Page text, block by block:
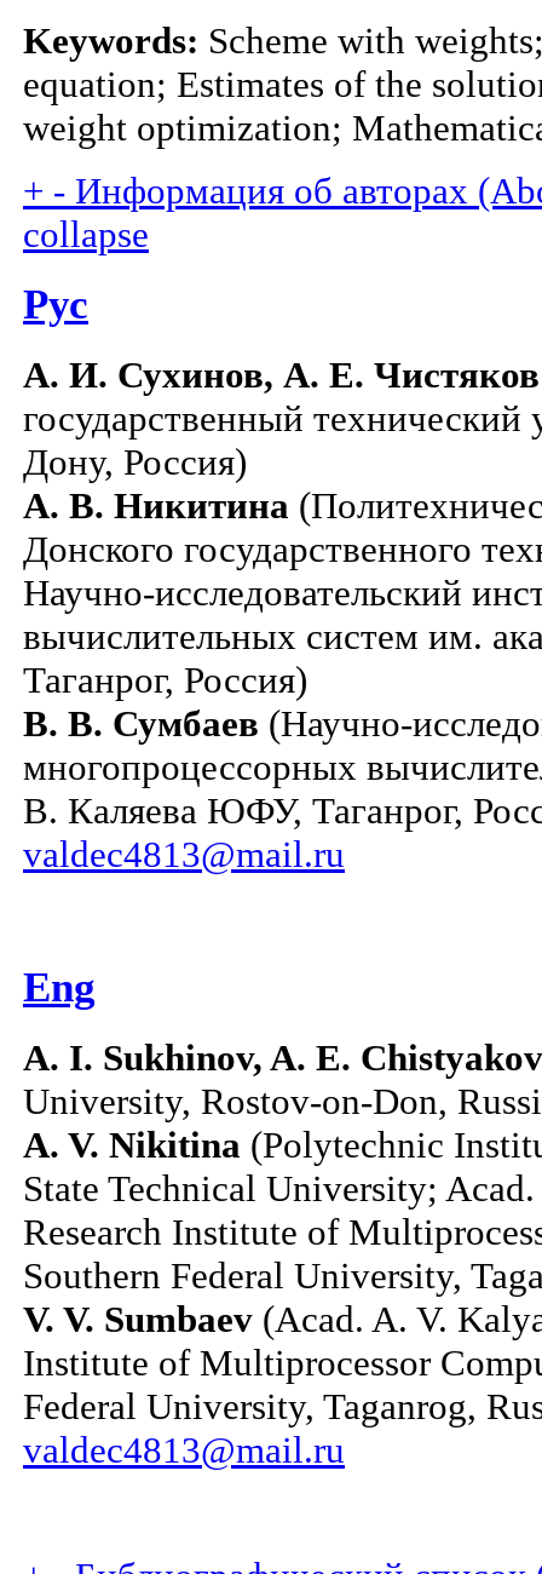
Keywords: Scheme with
equation; Estimates of the
weight optimization;
+ - Информация об авторах
collapse
Рус
А. И. Сухинов, А. Е. Чистяков
государственный технический
Дону, Россия)
А. В. Никитина
Донского государственного
Научно-исследовательский
вычислительных систем им.
Таганрог, Россия)
В. В. Сумбаев (Научно-
многопроцессорных
В. Каляева ЮФУ, Таганрог,
valdec4813@mail.ru
Eng
A. I. Sukhinov, A. E. Chistyakov
University, Rostov-on-Don,
A. V. Nikitina (Polytechnic
State Technical University;
Research Institute of
Southern Federal University,
V. V. Sumbaev (Acad. A. V.
Institute of Multiprocessor
Federal University, Taganrog,
valdec4813@mail.ru